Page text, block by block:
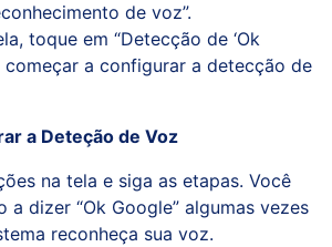
de voz”.
toque em “Detecção de ‘Ok
começar a configurar a detecção de
a Deteção de Voz
na tela e siga as etapas. Você
a dizer “Ok Google” algumas vezes
reconheça sua voz.